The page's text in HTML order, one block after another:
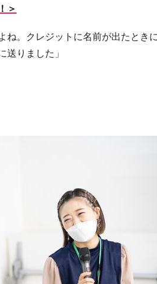
＞
ね。クレジットに名前が出たとき
送りました」